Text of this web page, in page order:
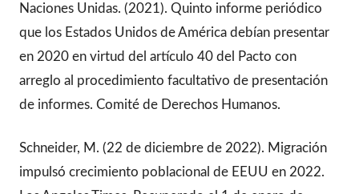
Naciones Unidas. (2021). Quinto informe periódico
que los Estados Unidos de América debían presentar
en 2020 en virtud del artículo 40 del Pacto con
arreglo al procedimiento facultativo de presentación
de informes. Comité de Derechos Humanos.
Schneider, M. (22 de diciembre de 2022). Migración
impulsó crecimiento poblacional de EEUU en 2022.